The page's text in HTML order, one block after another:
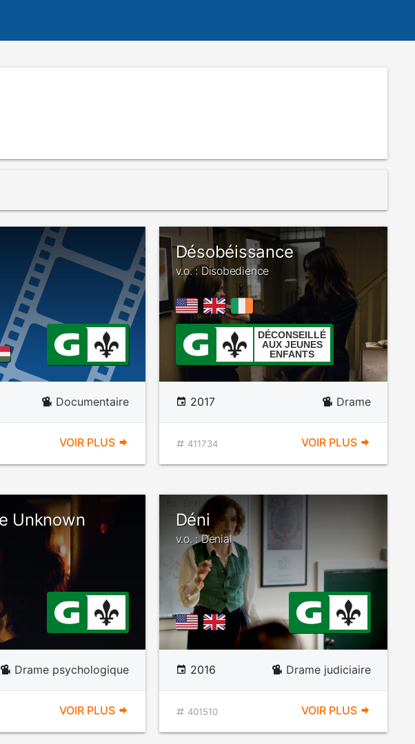
Documentaire
VOIR PLUS
Désobéissance
v.o. : Disobedience
DÉCONSEILLÉ
AUX JEUNES
ENFANTS
2017 Drame
411734 VOIR PLUS
Unknown
Drame psychologique
VOIR PLUS
Déni
v.o. : Denial
2016 Drame judiciaire
401510 VOIR PLUS